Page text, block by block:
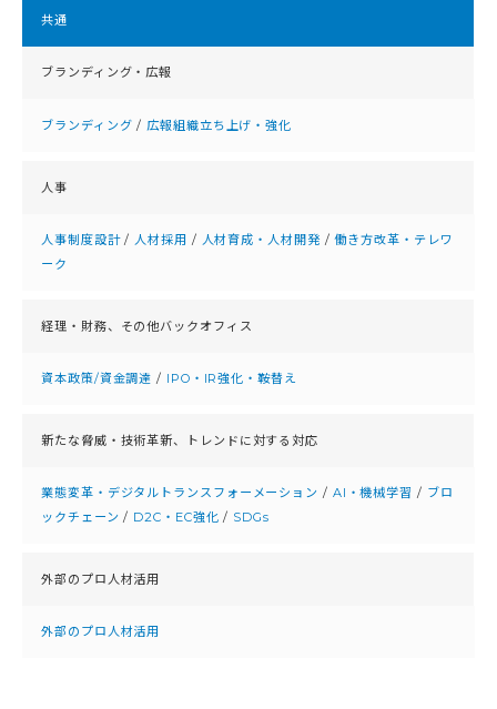
共通
ブランディング・広報
ブランディング /広報組織立ち上げ・強化
人事
人事制度設計/ 人材採用 / 人材育成・人材開発/働き方改革・テレワ
ーク
経理・財務、 その他バックオフィス
資本政策/資金調達 / IPO・IR強化・鞍替え
新たな脅威・技術革新、 トレンドに対する対応
業態変革・デジタルトランスフォーメーション / AI・機械学習 / ブロ
ックチェーン / D2C・EC強化 / SDGs
外部のプロ人材活用
外部のプロ人材活用